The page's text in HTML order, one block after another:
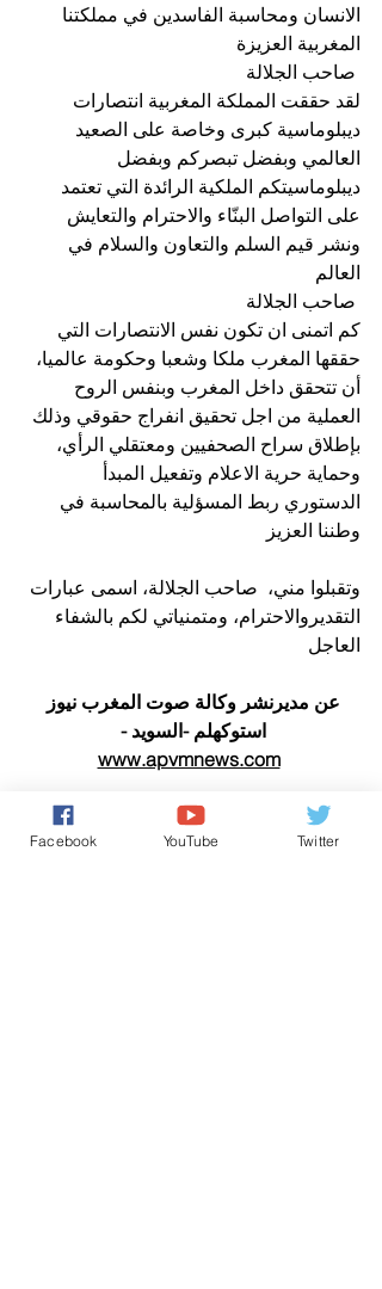
الانسان ومحاسبة الفاسدين في مملكتنا
المغربية العزيزة
لقد حققت المملكة المغربية انتصارات
ديبلوماسية كبرى وخاصة على الصعيد
العالمي وبفضل تبصركم وبفضل
ديبلوماسيتكم الملكية الرائدة التي تعتمد
على التواصل البنّاء والاحترام والتعايش
ونشر قيم السلم والتعاون والسلام في
العالم
كم اتمنى ان تكون نفس الانتصارات التي
حققها المغرب ملكا وشعبا وحكومة عالميا،
أن تتحقق داخل المغرب وبنفس الروح
العملية من اجل تحقيق انفراج حقوقي وذلك
بإطلاق سراح الصحفيين ومعتقلي الرأي،
وحماية حرية الاعلام وتفعيل المبدأ
الدستوري ربط المسؤلية بالمحاسبة في
وطننا العزيز
وتقبلوا مني،  صاحب الجلالة، اسمى عبارات
التقديروالاحترام، ومتمنياتي لكم بالشفاء
العاجل
عن مديرنشر وكالة صوت المغرب نيوز
استوكهلم -السويد -
www.apvmnews.com
من رسائل الشعب
حقوق الانسان/ Human Rights
Facebook YouTube Twitter